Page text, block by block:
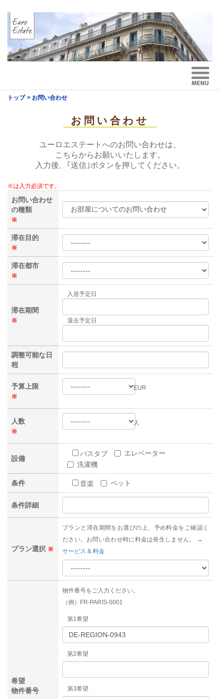
トップ > お問い合わせ
お問い合わせ
ユーロエステートへのお問い合わせは、
こちらからお願いいたします。
入力後、｢送信｣ボタンを押してください。
※は入力必須です。
お問い合わせ
の種類
※
滞在目的
※
滞在都市
※
滞在期間
※
入居予定日
退去予定日
調整可能な日
程
予算上限
※
EUR
人数
※
人
設備
バスタブ
エレベーター
洗濯機
条件 音楽 ペット
条件詳細
プラン選択 ※
プランと滞在期間をお選びの上、予め料金をご確認く
ださい。お問い合わせ時に料金は発生しません。 →
サービス & 料金
希望
物件番号
物件番号をご入力ください。
（例）FR-PARIS-0001
第1希望
第2希望
第3希望